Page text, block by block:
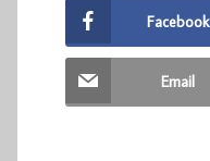
Facebook
Email